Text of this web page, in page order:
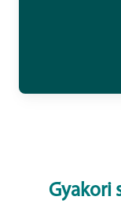
Gyakori